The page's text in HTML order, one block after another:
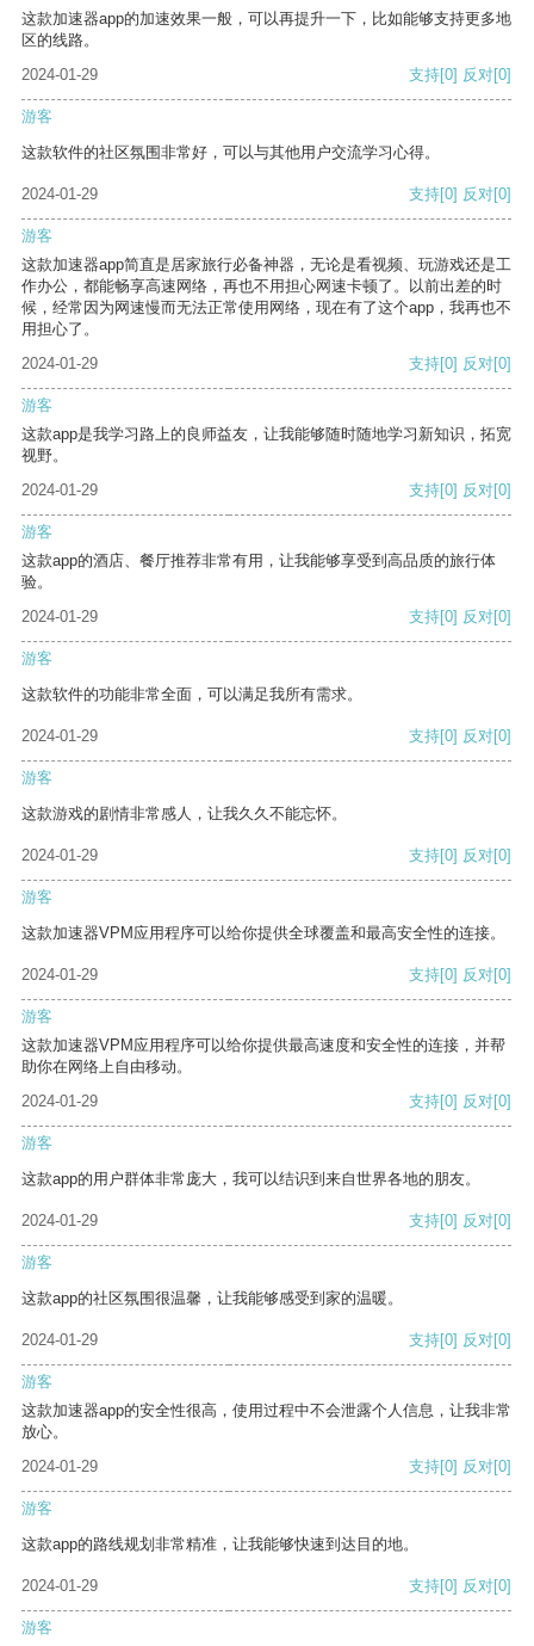
这款加速器app的加速效果一般，可以再提升一下，比如能够支持更多地
区的线路。
2024-01-29
支持[0] 反对[0]
游客
这款软件的社区氛围非常好，可以与其他用户交流学习心得。
2024-01-29 支持[0] 反对[0]
游客
这款加速器app简直是居家旅行必备神器，无论是看视频、玩游戏还是工
作办公，都能畅享高速网络，再也不用担心网速卡顿了。以前出差的时
候，经常因为网速慢而无法正常使用网络，现在有了这个app，我再也不
用担心了。
2024-01-29
支持[0] 反对[0]
游客
这款app是我学习路上的良师益友，让我能够随时随地学习新知识，拓宽
视野。
2024-01-29
支持[0] 反对[0]
游客
这款app的酒店、餐厅推荐非常有用，让我能够享受到高品质的旅行体
验。
2024-01-29
支持[0] 反对[0]
游客
这款软件的功能非常全面，可以满足我所有需求。
2024-01-29 支持[0] 反对[0]
游客
这款游戏的剧情非常感人，让我久久不能忘怀。
2024-01-29 支持[0] 反对[0]
游客
这款加速器VPM应用程序可以给你提供全球覆盖和最高安全性的连接。
2024-01-29 支持[0] 反对[0]
游客
这款加速器VPM应用程序可以给你提供最高速度和安全性的连接，并帮
助你在网络上自由移动。
2024-01-29
支持[0] 反对[0]
游客
这款app的用户群体非常庞大，我可以结识到来自世界各地的朋友。
2024-01-29 支持[0] 反对[0]
游客
这款app的社区氛围很温馨，让我能够感受到家的温暖。
2024-01-29 支持[0] 反对[0]
游客
这款加速器app的安全性很高，使用过程中不会泄露个人信息，让我非常
放心。
2024-01-29
支持[0] 反对[0]
游客
这款app的路线规划非常精准，让我能够快速到达目的地。
2024-01-29 支持[0] 反对[0]
游客